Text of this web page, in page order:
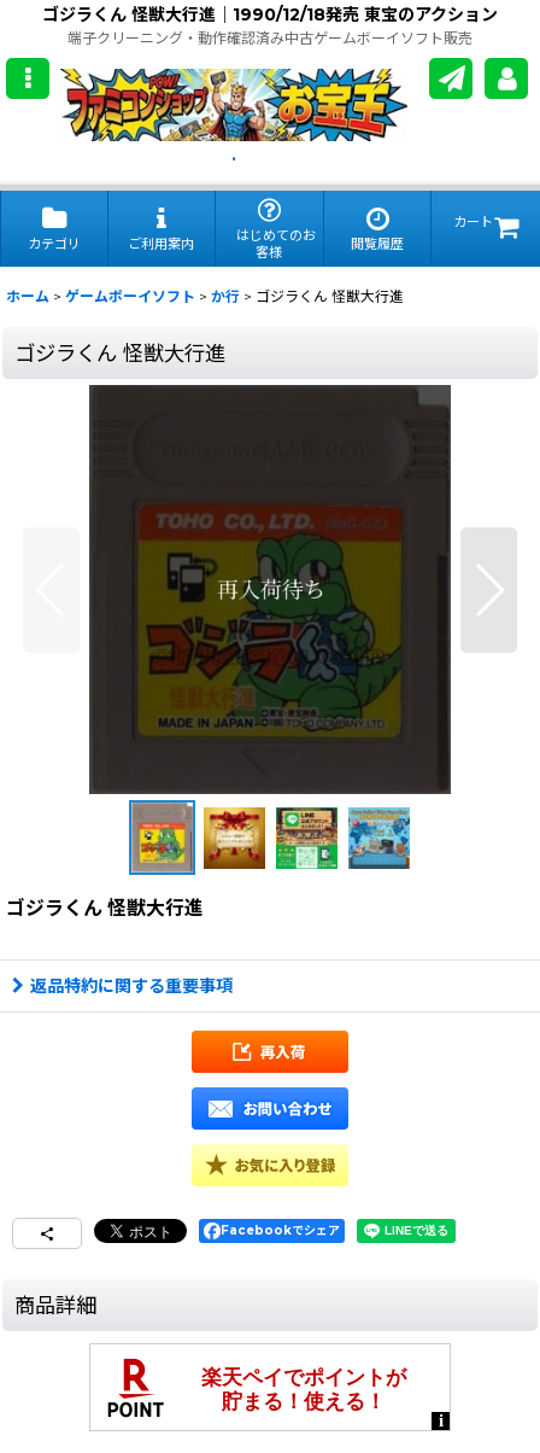
ゴジラくん 怪獣大行進｜1990/12/18発売 東宝のアクション
端子クリーニング・動作確認済み中古ゲームボーイソフト販売
.
カテゴリ ご利用案内
はじめてのお
客様
閲覧履歴
カート
ホーム > ゲームボーイソフト > か行 > ゴジラくん 怪獣大行進
ゴジラくん 怪獣大行進
ゴジラくん 怪獣大行進
返品特約に関する重要事項
Facebookでシェア
商品詳細